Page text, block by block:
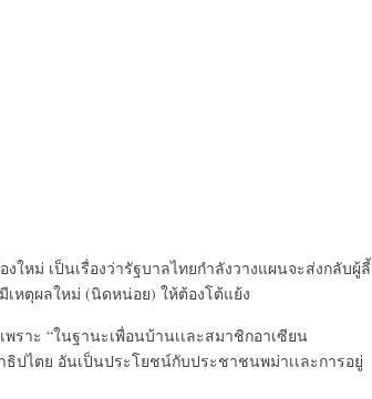
ใหม่ เป็นเรื่องว่ารัฐบาลไทยกำลังวางแผนจะส่งกลับผู้ลี้
หตุผลใหม่ (นิดหน่อย) ให้ต้องโต้แย้ง
ราะ “ในฐานะเพื่อนบ้านเเละสมาชิกอาเซียน
ธิปไตย อันเป็นประโยชน์กับประชาชนพม่าเเละการอยู่